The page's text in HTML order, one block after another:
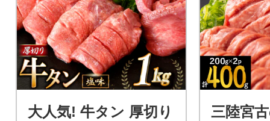
大人気! 牛タン 厚切り
三陸宮